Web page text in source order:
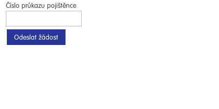
Číslo průkazu pojištěnce